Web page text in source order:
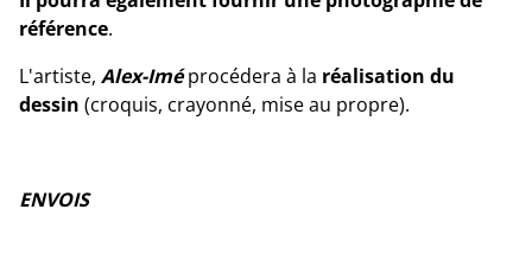
référence.
L'artiste, Alex-Iméprocédera à la réalisation du
dessin (croquis, crayonné, mise au propre).
ENVOIS